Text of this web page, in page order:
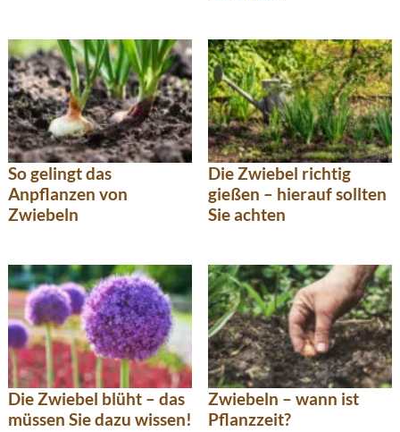
So gelingt das
Anpflanzen von
Zwiebeln
Die Zwiebel richtig
gießen – hierauf sollten
Sie achten
Die Zwiebel blüht – das
müssen Sie dazu wissen!
Zwiebeln – wann ist
Pflanzzeit?